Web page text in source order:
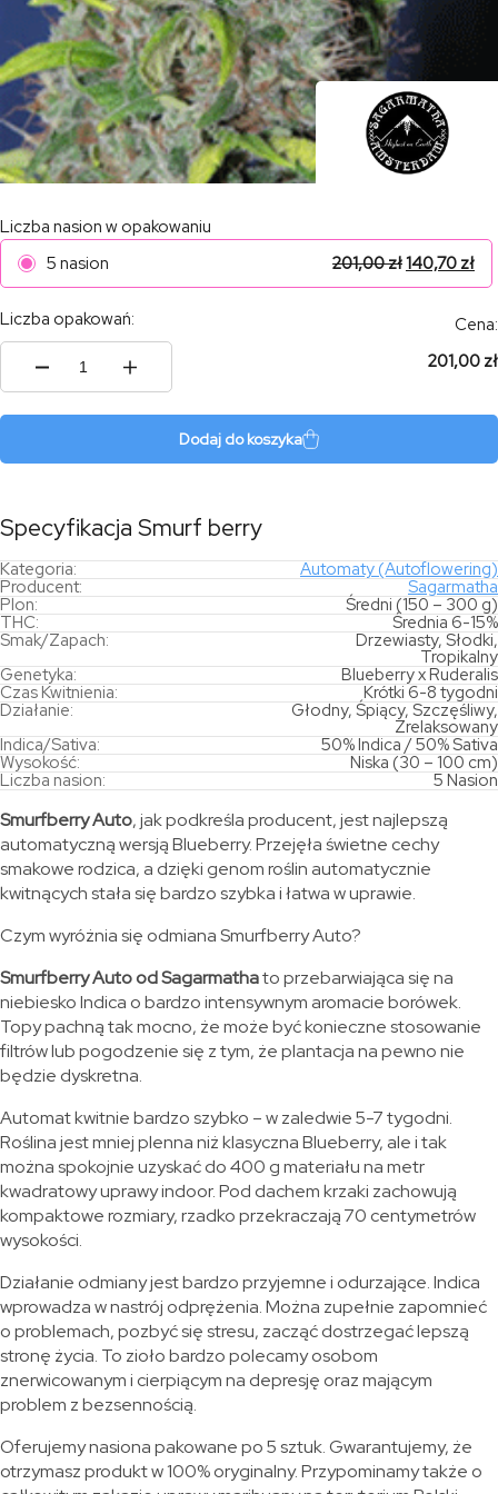
Liczba nasion w opakowaniu
5 nasion
201,00zł140,70 zł
Liczba opakowań:
ilość
Cena:
201,00 zł
Dodaj do koszyka
Specyfikacja Smurf berry
Kategoria:
Automaty (Autoflowering)
Producent:
Sagarmatha
Plon:
Średni (150 – 300 g)
THC:
Średnia 6-15%
Smak/Zapach:
Drzewiasty, Słodki,
Tropikalny
Genetyka:
Blueberry x Ruderalis
Czas Kwitnienia:
Krótki 6-8 tygodni
Działanie:
Głodny, Śpiący, Szczęśliwy,
Zrelaksowany
Indica/Sativa:
50% Indica / 50% Sativa
Wysokość:
Niska (30 – 100 cm)
Liczba nasion:
5 Nasion
Smurfberry Auto, jak podkreśla producent, jest najlepszą
automatyczną wersją Blueberry. Przejęła świetne cechy
smakowe rodzica, a dzięki genom roślin automatycznie
kwitnących stała się bardzo szybka i łatwa w uprawie.
Czym wyróżnia się odmiana Smurfberry Auto?
Smurfberry Auto od Sagarmathato przebarwiająca się na
niebiesko Indica o bardzo intensywnym aromacie borówek.
Topy pachną tak mocno, że może być konieczne stosowanie
filtrów lub pogodzenie się z tym, że plantacja na pewno nie
będzie dyskretna.
Automat kwitnie bardzo szybko – w zaledwie 5-7 tygodni.
Roślina jest mniej plenna niż klasyczna Blueberry, ale i tak
można spokojnie uzyskać do 400 g materiału na metr
kwadratowy uprawy indoor. Pod dachem krzaki zachowują
kompaktowe rozmiary, rzadko przekraczają 70 centymetrów
wysokości.
Działanie odmiany jest bardzo przyjemne i odurzające. Indica
wprowadza w nastrój odprężenia. Można zupełnie zapomnieć
o problemach, pozbyć się stresu, zacząć dostrzegać lepszą
stronę życia. To zioło bardzo polecamy osobom
znerwicowanym i cierpiącym na depresję oraz mającym
problem z bezsennością.
Oferujemy nasiona pakowane po 5 sztuk. Gwarantujemy, że
otrzymasz produkt w 100% oryginalny. Przypominamy także o